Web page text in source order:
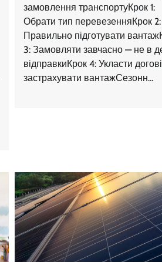
замовлення транспортуКрок 1:
Обрати тип перевезенняКрок 2:
Правильно підготувати
3: Замовляти завчасно — не в
відправкиКрок 4: Укласти
застрахувати вантажСезонн…